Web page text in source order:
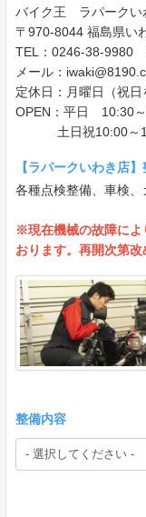
バイク王 ラパークい
〒970-8044 福島県い
TEL：0246-38-9980
メール：
定休日：月曜日（祝日
OPEN：平日 10:30
土日祝10:00～
【ラパークいわき店
各種点検整備、車検
※現在機械の故障によ
おります。再開次第
整備内容